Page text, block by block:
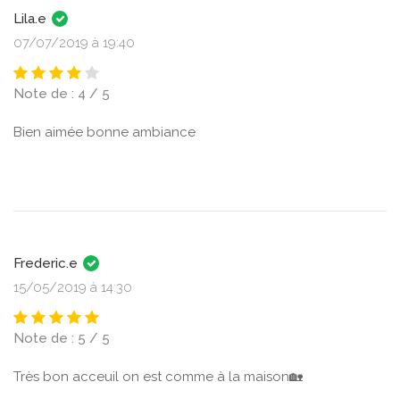
Lila.e
07/07/2019 à 19:40
Note de : 4 / 5
Bien aimée bonne ambiance
Frederic.e
15/05/2019 à 14:30
Note de : 5 / 5
Très bon acceuil on est comme à la maison🏡